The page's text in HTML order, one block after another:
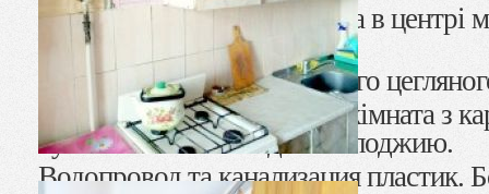
Продается 1-комн. квартира в центрі
Шмідта
5 поверх дев’ятиповерхового
Загальна площа -45 кв. м., кімната з
кухня 9 кв.м. з виходом на лоджию.
Водопровод та канализация пластик.